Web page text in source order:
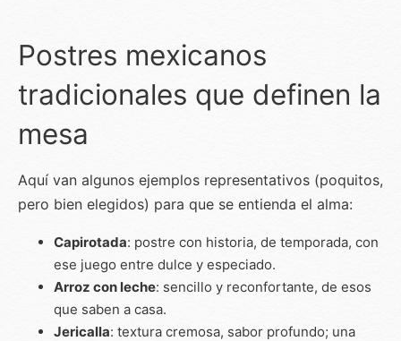
Postres mexicanos
tradicionales que definen la
mesa
Aquí van algunos ejemplos representativos (poquitos,
pero bien elegidos) para que se entienda el alma:
Capirotada: postre con historia, de temporada, con
ese juego entre dulce y especiado.
Arroz con leche: sencillo y reconfortante, de esos
que saben a casa.
Jericalla: textura cremosa, sabor profundo; una